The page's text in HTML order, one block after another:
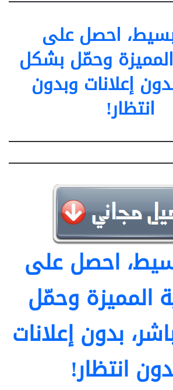
احصل على
وحمّل بشكل
إعلانات وبدون
انتظار!
احصل على
المميزة وحمّل
بدون إعلانات
انتظار!